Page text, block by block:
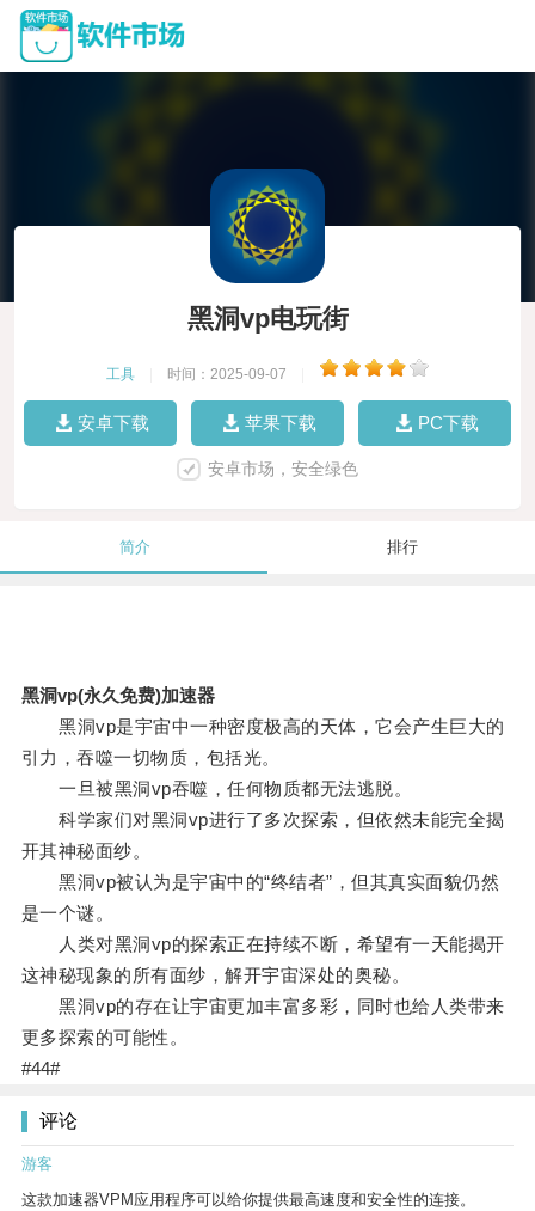
黑洞vp电玩街
工具 时间：2025-09-07
安卓下载 苹果下载 PC下载
安卓市场，安全绿色
简介 排行
黑洞vp(永久免费)加速器
黑洞vp是宇宙中一种密度极高的天体，它会产生巨大的
引力，吞噬一切物质，包括光。
一旦被黑洞vp吞噬，任何物质都无法逃脱。
科学家们对黑洞vp进行了多次探索，但依然未能完全揭
开其神秘面纱。
黑洞vp被认为是宇宙中的“终结者”，但其真实面貌仍然
是一个谜。
人类对黑洞vp的探索正在持续不断，希望有一天能揭开
这神秘现象的所有面纱，解开宇宙深处的奥秘。
黑洞vp的存在让宇宙更加丰富多彩，同时也给人类带来
更多探索的可能性。
#44#
评论
游客
这款加速器VPM应用程序可以给你提供最高速度和安全性的连接。